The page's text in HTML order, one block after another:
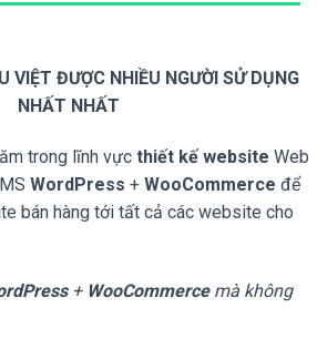
VIỆT ĐƯỢC NHIỀU NGƯỜI SỬ DỤNG
NHẤT NHẤT
trong lĩnh vực thiết kế website Web
WordPress + WooCommerce để
bán hàng tới tất cả các website cho
+ WooCommercemà không